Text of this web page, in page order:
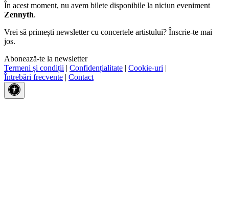
În acest moment, nu avem bilete disponibile la niciun eveniment
Zennyth.
Vrei să primești newsletter cu concertele artistului? Înscrie-te mai
jos.
Abonează-te la newsletter
Termeni și condiții | Confidențialitate | Cookie-uri |
Întrebări frecvente | Contact